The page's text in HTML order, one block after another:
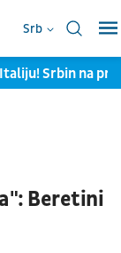
Srb
Srbin na
Beretini